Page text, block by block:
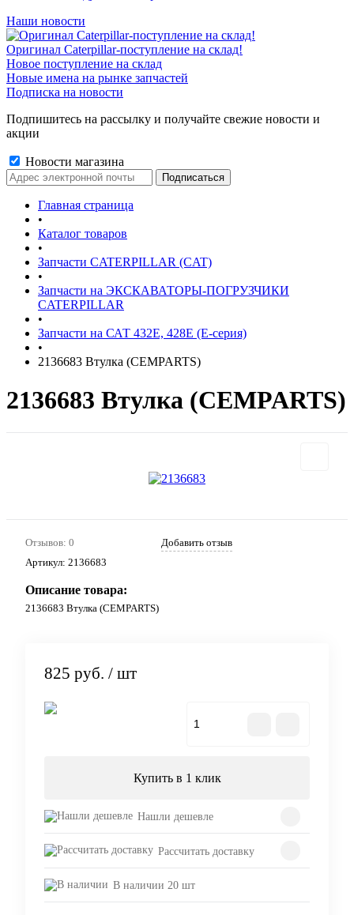
Наши новости
Оригинал Caterpillar-поступление на склад!
Новое поступление на склад
Новые имена на рынке запчастей
Подписка на новости
Подпишитесь на рассылку и получайте свежие новости и
акции
Новости магазина
Главная страница
•
Каталог товаров
•
Запчасти CATERPILLAR (CAT)
•
Запчасти на ЭКСКАВАТОРЫ-ПОГРУЗЧИКИ
CATERPILLAR
•
Запчасти на САТ 432E, 428E (E-серия)
•
2136683 Втулка (CEMPARTS)
2136683 Втулка (CEMPARTS)
Отзывов: 0
Добавить отзыв
Артикул: 2136683
Описание товара:
2136683 Втулка (CEMPARTS)
825 руб. / шт
Купить в 1 клик
Нашли дешевле
Рассчитать доставку
В наличии 20 шт